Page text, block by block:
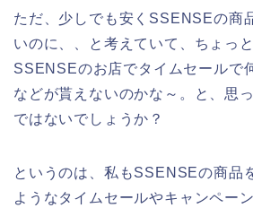
ただ、少しでも安くSSENSEの商
いのに、、と考えていて、ちょっ
SSENSEのお店でタイムセールで
などが貰えないのかな～。と、思
ではないでしょうか？
というのは、私もSSENSEの商品
ようなタイムセールやキャンペー